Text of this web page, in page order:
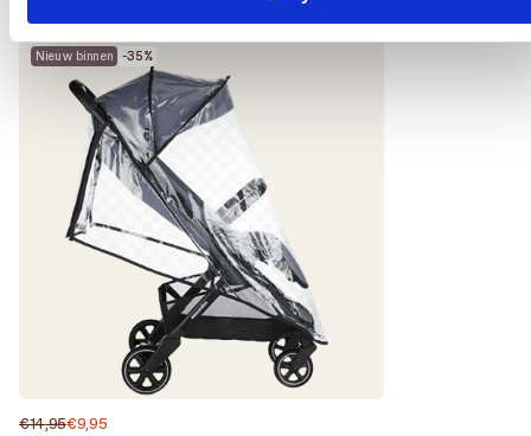
Nieuw binnen -35%
€9,95
Normale
€14,95